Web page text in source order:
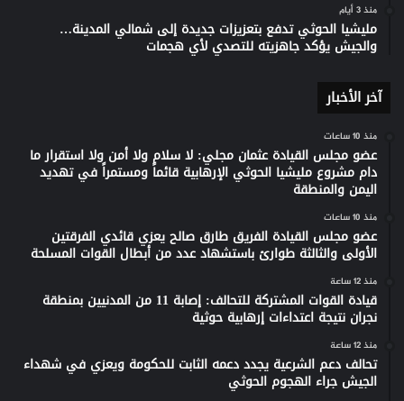
منذ 3 أيام
مليشيا الحوثي تدفع بتعزيزات جديدة إلى شمالي المدينة…
والجيش يؤكد جاهزيته للتصدي لأي هجمات
آخر الأخبار
منذ 10 ساعات
عضو مجلس القيادة عثمان مجلي: لا سلام ولا أمن ولا استقرار ما
دام مشروع مليشيا الحوثي الإرهابية قائماً ومستمراً في تهديد
اليمن والمنطقة
منذ 10 ساعات
عضو مجلس القيادة الفريق طارق صالح يعزي قائدي الفرقتين
الأولى والثالثة طوارئ باستشهاد عدد من أبطال القوات المسلحة
منذ 12 ساعة
قيادة القوات المشتركة للتحالف: إصابة 11 من المدنيين بمنطقة
نجران نتيجة اعتداءات إرهابية حوثية
منذ 12 ساعة
تحالف دعم الشرعية يجدد دعمه الثابت للحكومة ويعزي في شهداء
الجيش جراء الهجوم الحوثي